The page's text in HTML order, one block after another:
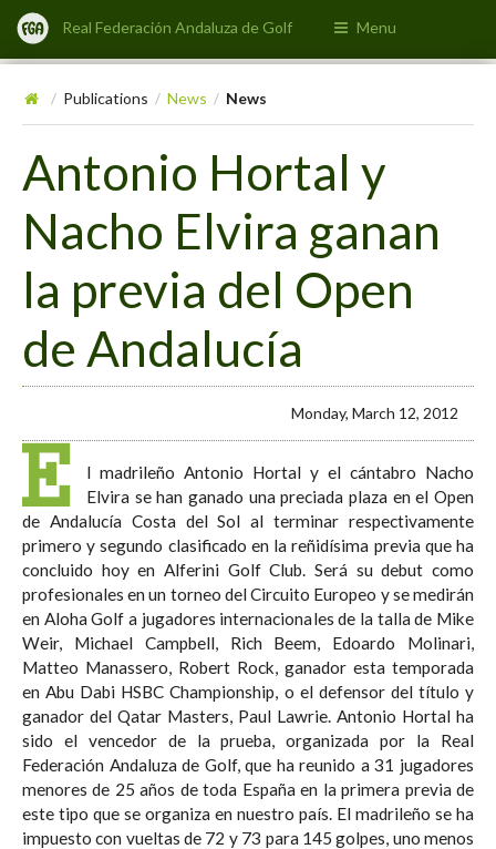
Real Federación Andaluza de Golf Menu
/ Publications / News / News
Antonio Hortal y
Nacho Elvira ganan
la previa del Open
de Andalucía
Monday, March 12, 2012
E
l madrileño Antonio Hortal y el cántabro Nacho
Elvira se han ganado una preciada plaza en el Open
de Andalucía Costa del Sol al terminar respectivamente
primero y segundo clasificado en la reñidísima previa que ha
concluido hoy en Alferini Golf Club. Será su debut como
profesionales en un torneo del Circuito Europeo y se medirán
en Aloha Golf a jugadores internacionales de la talla de Mike
Weir, Michael Campbell, Rich Beem, Edoardo Molinari,
Matteo Manassero, Robert Rock, ganador esta temporada
en Abu Dabi HSBC Championship, o el defensor del título y
ganador del Qatar Masters, Paul Lawrie. Antonio Hortal ha
sido el vencedor de la prueba, organizada por la Real
Federación Andaluza de Golf, que ha reunido a 31 jugadores
menores de 25 años de toda España en la primera previa de
este tipo que se organiza en nuestro país. El madrileño se ha
impuesto con vueltas de 72 y 73 para 145 golpes, uno menos